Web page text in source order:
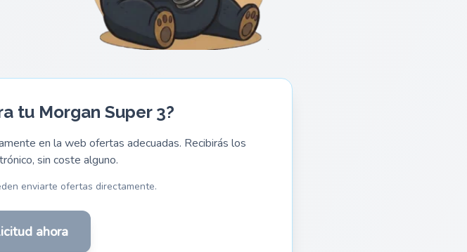
tu Morgan Super 3?
en la web ofertas adecuadas. Recibirás los
sin coste alguno.
enviarte ofertas directamente.
ahora